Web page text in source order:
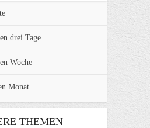
drei Tage
Woche
Monat
THEMEN